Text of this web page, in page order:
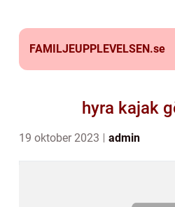
FAMILJEUPPLEVELSEN.se
hyra kajak
19 oktober 2023 admin